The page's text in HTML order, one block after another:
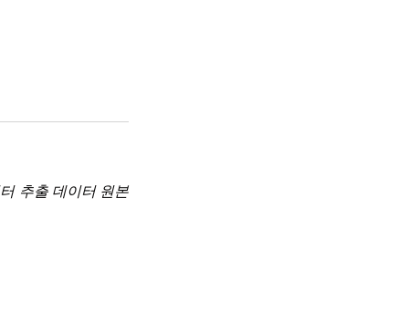
추출 데이터 원본